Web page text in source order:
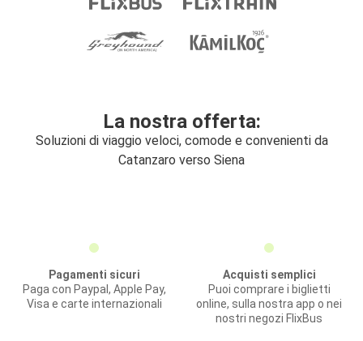
La nostra offerta:
Soluzioni di viaggio veloci, comode e convenienti da
Catanzaro verso Siena
Pagamenti sicuri
Paga con Paypal, Apple Pay,
Visa e carte internazionali
Acquisti semplici
Puoi comprare i biglietti
online, sulla nostra app o nei
nostri negozi FlixBus